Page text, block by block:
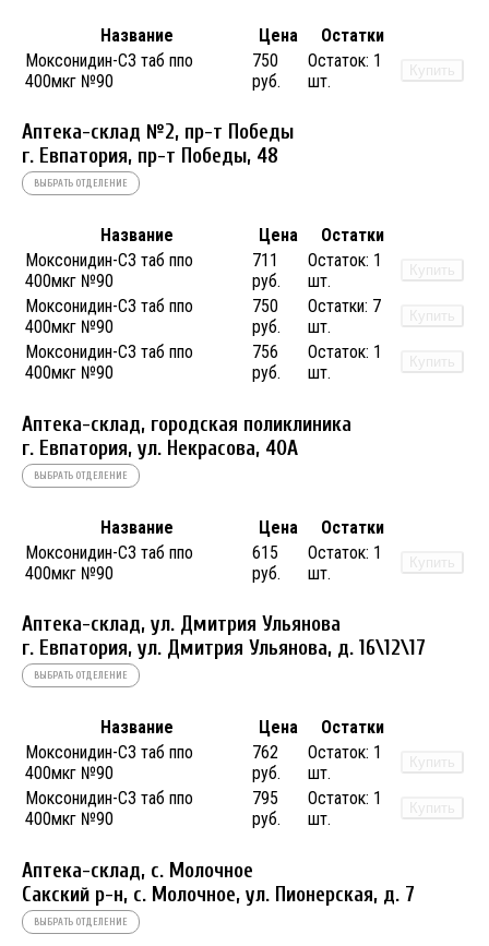
Название Цена
Остатки
Моксонидин-СЗ таб ппо
400мкг №90
750
руб.
Остаток: 1
шт.
Купить
Аптека-склад №2, пр-т Победы
г. Евпатория, пр-т Победы, 48
ВЫБРАТЬ ОТДЕЛЕНИЕ
Название Цена
Остатки
Моксонидин-СЗ таб ппо
400мкг №90
711
руб.
Остаток: 1
шт.
Купить
Моксонидин-СЗ таб ппо
400мкг №90
750
руб.
Остатки: 7
шт.
Купить
Моксонидин-СЗ таб ппо
400мкг №90
756
руб.
Остаток: 1
шт.
Купить
Аптека-склад, городская поликлиника
г. Евпатория, ул. Некрасова, 40A
ВЫБРАТЬ ОТДЕЛЕНИЕ
Название Цена
Остатки
Моксонидин-СЗ таб ппо
400мкг №90
615
руб.
Остаток: 1
шт.
Купить
Аптека-склад, ул. Дмитрия Ульянова
г. Евпатория, ул. Дмитрия Ульянова, д. 16\12\17
ВЫБРАТЬ ОТДЕЛЕНИЕ
Название Цена
Остатки
Моксонидин-СЗ таб ппо
400мкг №90
762
руб.
Остаток: 1
шт.
Купить
Моксонидин-СЗ таб ппо
400мкг №90
795
руб.
Остаток: 1
шт.
Купить
Аптека-склад, с. Молочное
Сакский р-н, с. Молочное, ул. Пионерская, д. 7
ВЫБРАТЬ ОТДЕЛЕНИЕ